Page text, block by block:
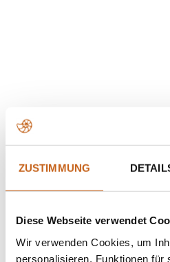
ZUSTIMMUNG
Diese Webseite verwendet
Wir verwenden Cookies, um
personalisieren, Funktionen für